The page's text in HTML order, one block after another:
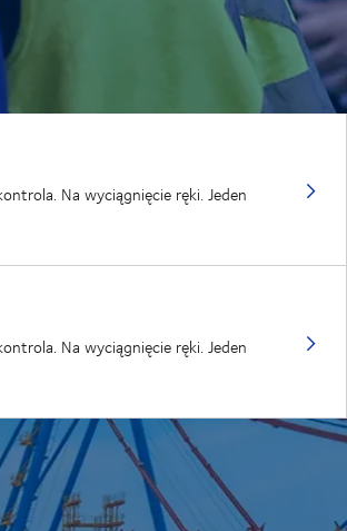
Na wyciągnięcie ręki. Jeden
Na wyciągnięcie ręki. Jeden